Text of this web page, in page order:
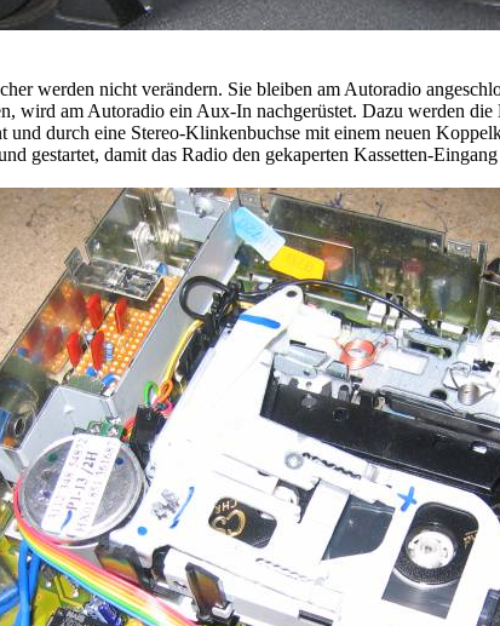
werden nicht verändern. Sie bleiben am Autoradio
wird am Autoradio ein Aux-In nachgerüstet. Dazu werden
und durch eine Stereo-Klinkenbuchse mit einem neuen
gestartet, damit das Radio den gekaperten Kassetten-